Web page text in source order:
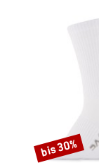
Rabatt
bis 30%